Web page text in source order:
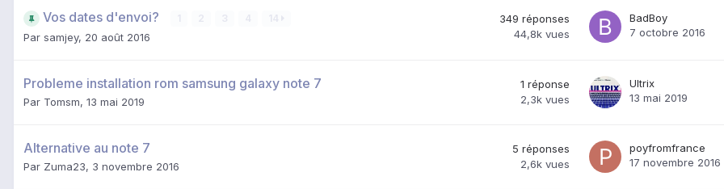
Vos dates d'envoi?
Par samjey, 20 août 2016
349 réponses
44,8k vues
BadBoy
7 octobre 2016
Probleme installation rom samsung galaxy note 7
Par Tomsm, 13 mai 2019
1 réponse
2,3k vues
Ultrix
13 mai 2019
Alternative au note 7
Par Zuma23, 3 novembre 2016
5 réponses
2,6k vues
poyfromfrance
17 novembre 2016